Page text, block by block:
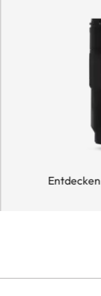
Entdecken